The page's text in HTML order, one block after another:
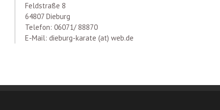
Feldstraße 8
64807 Dieburg
Telefon: 06071/ 88870
E-Mail: dieburg-karate (at) web.de